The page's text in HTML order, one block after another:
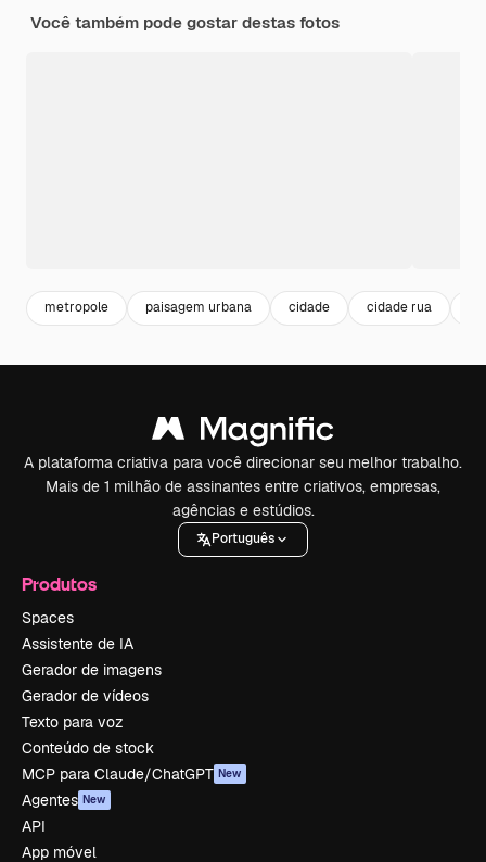
Você também pode gostar destas fotos
metropole paisagem urbana cidade cidade rua
A plataforma criativa para você direcionar seu melhor trabalho.
Mais de 1 milhão de assinantes entre criativos, empresas,
agências e estúdios.
Português
Produtos
Spaces
Assistente de IA
Gerador de imagens
Gerador de vídeos
Texto para voz
Conteúdo de stock
MCP para Claude/ChatGPT New
Agentes New
API
App móvel